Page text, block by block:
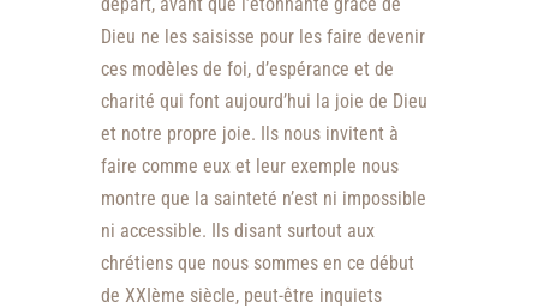
Dieu ne les saisisse pour les faire devenir
ces modèles de foi, d’espérance et de
charité qui font aujourd’hui la joie de Dieu
et notre propre joie. Ils nous invitent à
faire comme eux et leur exemple nous
montre que la sainteté n’est ni impossible
ni accessible. Ils disant surtout aux
chrétiens que nous sommes en ce début
de XXIème siècle, peut-être inquiets